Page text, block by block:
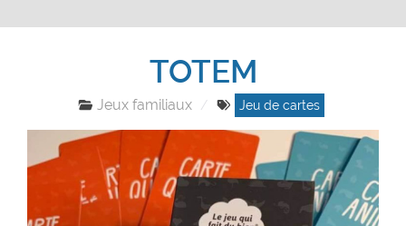
TOTEM
Jeux familiaux Jeu de cartes